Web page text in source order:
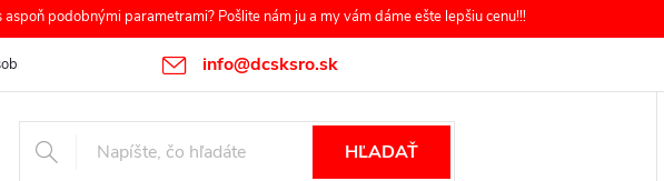
podobnými parametrami? Pošlite nám ju a my vám dáme ešte lepšiu cenu!!!
info@dcsksro.sk
údajov Reklamačné podmienky Odstúpenie od zmluvy
HĽADAŤ